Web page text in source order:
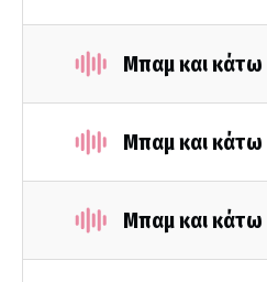
Μπαμ και
Μπαμ και
Μπαμ και